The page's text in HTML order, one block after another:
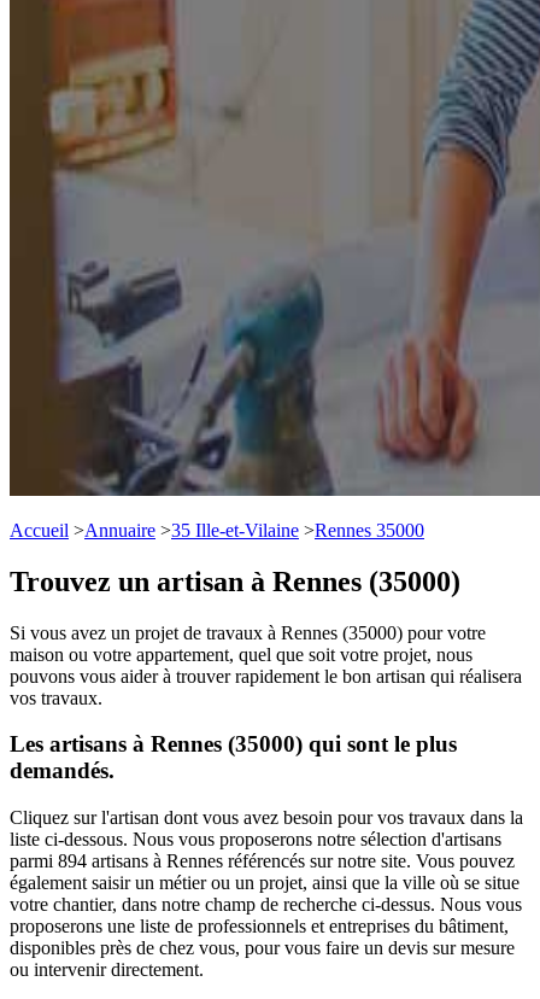
Accueil >Annuaire >35 Ille-et-Vilaine >Rennes 35000
Trouvez un artisan à Rennes (35000)
Si vous avez un projet de travaux à Rennes (35000) pour votre
maison ou votre appartement, quel que soit votre projet, nous
pouvons vous aider à trouver rapidement le bon artisan qui réalisera
vos travaux.
Les artisans à Rennes (35000) qui sont le plus
demandés.
Cliquez sur l'artisan dont vous avez besoin pour vos travaux dans la
liste ci-dessous. Nous vous proposerons notre sélection d'artisans
parmi 894 artisans à Rennes référencés sur notre site. Vous pouvez
également saisir un métier ou un projet, ainsi que la ville où se situe
votre chantier, dans notre champ de recherche ci-dessus. Nous vous
proposerons une liste de professionnels et entreprises du bâtiment,
disponibles près de chez vous, pour vous faire un devis sur mesure
ou intervenir directement.